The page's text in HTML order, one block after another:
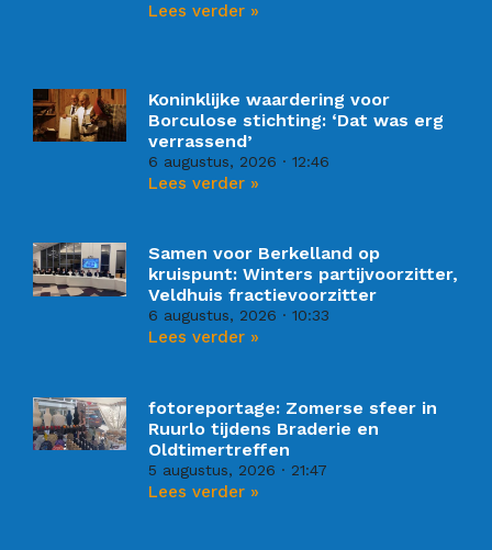
Lees verder »
Koninklijke waardering voor
Borculose stichting: ‘Dat was erg
verrassend’
6 augustus, 2026 12:46
Lees verder »
Samen voor Berkelland op
kruispunt: Winters partijvoorzitter,
Veldhuis fractievoorzitter
6 augustus, 2026 10:33
Lees verder »
fotoreportage: Zomerse sfeer in
Ruurlo tijdens Braderie en
Oldtimertreffen
5 augustus, 2026 21:47
Lees verder »